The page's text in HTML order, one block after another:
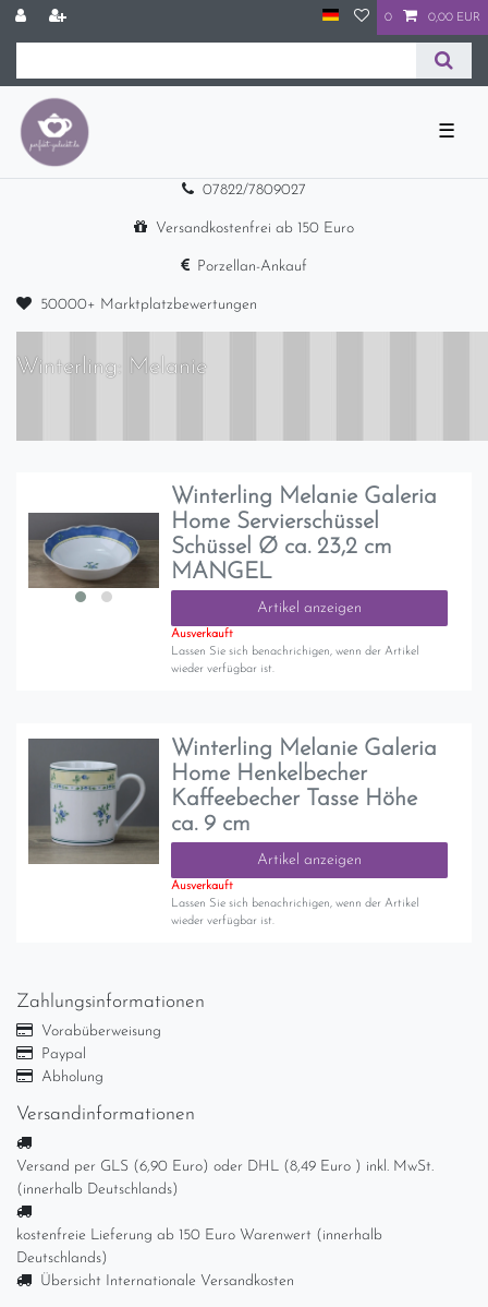
0 0,00 EUR
☰
07822/7809027
Versandkostenfrei ab 150 Euro
Porzellan-Ankauf
50000+ Marktplatzbewertungen
Winterling: Melanie
Winterling Melanie Galeria
Home Servierschüssel
Schüssel Ø ca. 23,2 cm
MANGEL
Artikel anzeigen
Ausverkauft
Lassen Sie sich benachrichigen, wenn der Artikel
wieder verfügbar ist.
Winterling Melanie Galeria
Home Henkelbecher
Kaffeebecher Tasse Höhe
ca. 9 cm
Artikel anzeigen
Ausverkauft
Lassen Sie sich benachrichigen, wenn der Artikel
wieder verfügbar ist.
Zahlungsinformationen
Vorabüberweisung
Paypal
Abholung
Versandinformationen
Versand per GLS (6,90 Euro) oder DHL (8,49 Euro ) inkl. MwSt.
(innerhalb Deutschlands)
kostenfreie Lieferung ab 150 Euro Warenwert (innerhalb
Deutschlands)
Übersicht Internationale Versandkosten